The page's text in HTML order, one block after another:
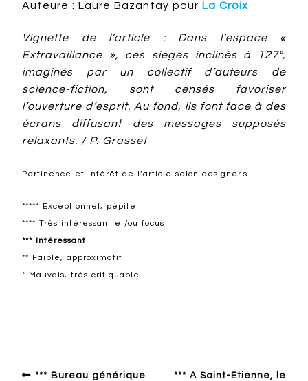
Auteure : Laure Bazantay pour La Croix
Vignette de l’article : Dans l’espace «
Extravaillance », ces sièges inclinés à 127°,
imaginés par un collectif d’auteurs de
science-fiction, sont censés favoriser
l’ouverture d’esprit. Au fond, ils font face à des
écrans diffusant des messages supposés
relaxants. / P. Grasset
Pertinence et intérêt de l’article selon designer.s !
***** Exceptionnel, pépite
**** Très intéressant et/ou focus
*** Intéressant
** Faible, approximatif
* Mauvais, très critiquable
*** Bureau générique
*** A Saint-Etienne, le